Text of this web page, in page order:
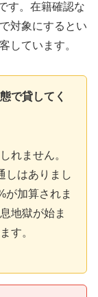
す。在籍確認な
対象にするとい
しています。
で貸してく
れません。
しはありまし
が加算されま
地獄が始ま
す。